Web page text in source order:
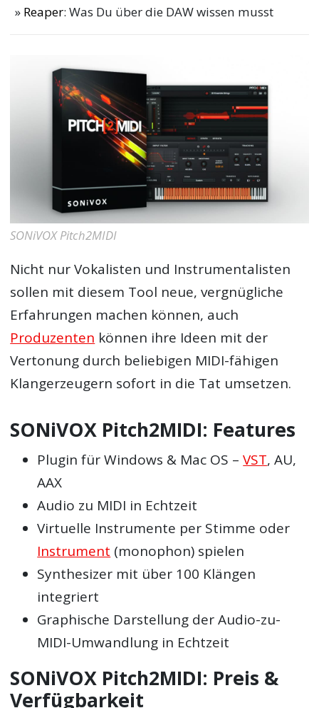
Reaper: Was Du über die DAW wissen musst
SONiVOX Pitch2MIDI
Nicht nur Vokalisten und Instrumentalisten
sollen mit diesem Tool neue, vergnügliche
Erfahrungen machen können, auch
Produzenten können ihre Ideen mit der
Vertonung durch beliebigen MIDI-fähigen
Klangerzeugern sofort in die Tat umsetzen.
SONiVOX Pitch2MIDI: Features
Plugin für Windows & Mac OS –VST, AU,
AAX
Audio zu MIDI in Echtzeit
Virtuelle Instrumente per Stimme oder
Instrument (monophon) spielen
Synthesizer mit über 100 Klängen
integriert
Graphische Darstellung der Audio-zu-
MIDI-Umwandlung in Echtzeit
SONiVOX Pitch2MIDI: Preis &
Verfügbarkeit